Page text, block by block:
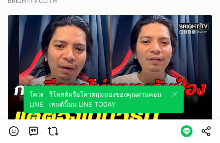
วิดีโอ
เอาให้สาสม? หนุ่ม เสนอวิธีโหด พาตัวป๋องไปประหา_ที่จุดเกิดเหตุ ตรง
โควตมุมมองของคุณผ่านคอนเทนต์นี้บน
LINE TODAY
รีโพสต์หรือโควตมุมมองของคุณผ่านคอน
เทนต์นี้บน LINE TODAY